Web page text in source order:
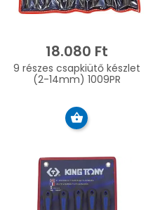
18.080 Ft
9 részes csapkiütő készlet
(2-14mm) 1009PR